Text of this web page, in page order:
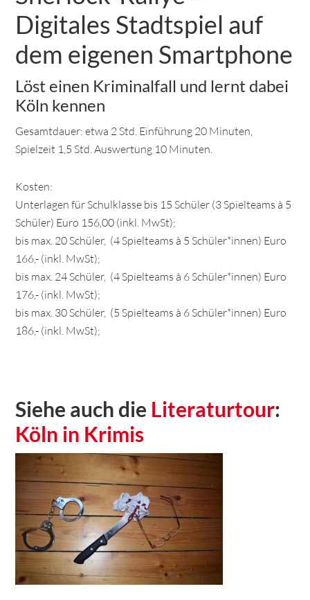
Digitales Stadtspiel auf
dem eigenen Smartphone
Löst einen Kriminalfall und lernt dabei
Köln kennen
Gesamtdauer: etwa 2 Std. Einführung 20 Minuten,
Spielzeit 1,5 Std. Auswertung 10 Minuten.
Kosten:
Unterlagen für Schulklasse bis 15 Schüler (3 Spielteams à 5
Schüler) Euro 156,00 (inkl. MwSt);
bis max. 20 Schüler, (4 Spielteams à 5 Schüler*innen) Euro
166,- (inkl. MwSt);
bis max. 24 Schüler, (4 Spielteams à 6 Schüler*innen) Euro
176,- (inkl. MwSt);
bis max. 30 Schüler, (5 Spielteams à 6 Schüler*innen) Euro
186,- (inkl. MwSt);
Siehe auch die Literaturtour:
Köln in Krimis